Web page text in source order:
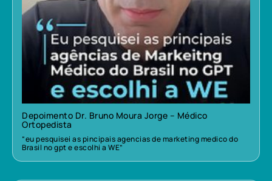
Depoimento Dr. Bruno Moura Jorge – Médico
Ortopedista
“eu pesquisei as pincipais agencias de marketing medico do
Brasil no gpt e escolhi a WE”